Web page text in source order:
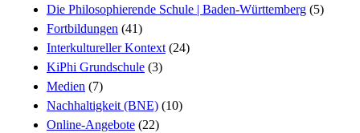
Die Philosophierende Schule | Baden-Württemberg (5)
Fortbildungen (41)
Interkultureller Kontext(24)
KiPhi Grundschule (3)
Medien (7)
Nachhaltigkeit (BNE) (10)
Online-Angebote (22)